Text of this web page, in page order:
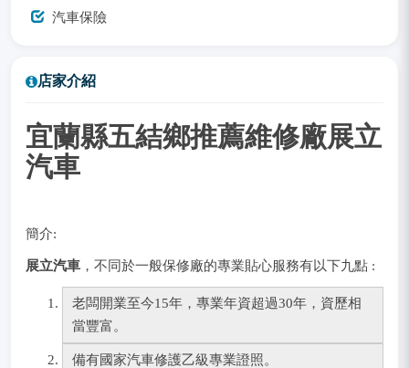
汽車保險
店家介紹
宜蘭縣五結鄉推薦維修廠展立
汽車
簡介:
展立汽車 ，不同於一般保修廠的專業貼心服務有以下九點 :
老闆開業至今15年，專業年資超過30年，資歷相
當豐富。
備有國家汽車修護乙級專業證照。